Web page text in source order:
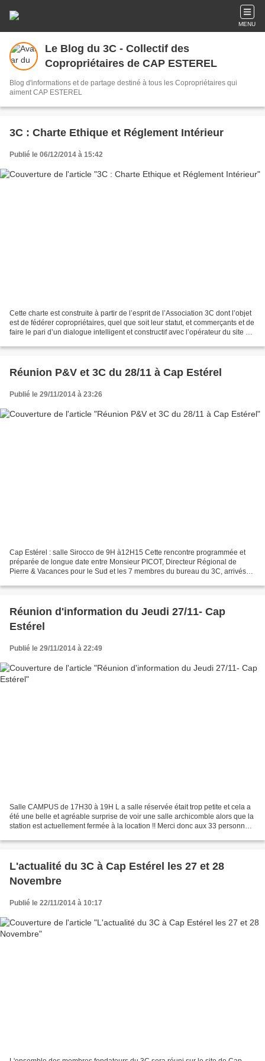
MENU
Le Blog du 3C - Collectif des
Copropriétaires de CAP ESTEREL
Blog d'informations et de partage destiné à tous les Copropriétaires qui
aiment CAP ESTEREL
3C : Charte Ethique et Réglement Intérieur
Publié le 06/12/2014 à 15:42
Cette charte est construite à partir de l’esprit de l’Association 3C dont l’objet
est de fédérer copropriétaires, quel que soit leur statut, et commerçants et de
faire le pari d’un dialogue intelligent et constructif avec l’opérateur du site de
Réunion P&V et 3C du 28/11 à Cap Estérel
Publié le 29/11/2014 à 23:26
Cap Estérel : salle Sirocco de 9H à12H15 Cette rencontre programmée et
préparée de longue date entre Monsieur PICOT, Directeur Régional de
Pierre & Vacances pour le Sud et les 7 membres du bureau du 3C, arrivés
Réunion d'information du Jeudi 27/11- Cap
Estérel
Publié le 29/11/2014 à 22:49
Salle CAMPUS de 17H30 à 19H L a salle réservée était trop petite et cela a
été une belle et agréable surprise de voir une salle archicomble alors que la
station est actuellement fermée à la location !! Merci donc aux 33 personnes
L'actualité du 3C à Cap Estérel les 27 et 28
Novembre
Publié le 22/11/2014 à 10:17